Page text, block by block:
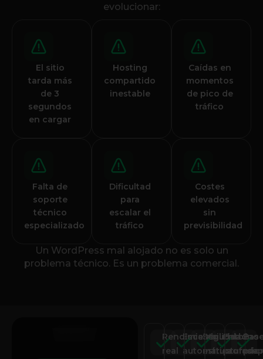
evolucionar:
El sitio
tarda más
de 3
segundos
en cargar
Hosting
compartido
inestable
Caídas en
momentos
de pico de
tráfico
Falta de
soporte
técnico
especializado
Dificultad
para
escalar el
tráfico
Costes
elevados
sin
previsibilidad
Un WordPress mal alojado no es solo un
problema técnico. Es un problema comercial.
Rendimiento
real
Escalabilidad
automática
Seguridad
estructurada
Entorno